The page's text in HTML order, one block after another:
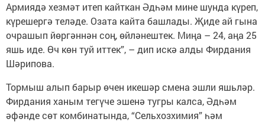
Армиядә хезмәт итеп кайткан Әдһәм мине шунда күреп,
күрешергә теләде. Озата кайта башлады. Җиде ай гына
очрашып йөргәннән соң, өйләнештек. Миңа – 24, аңа 25
яшь иде. Өч көн туй иттек”, – дип искә алды Фирдания
Шәрипова.
Тормыш алып барыр өчен икешәр смена эшли яшьләр.
Фирдания ханым тегүче эшенә тугры калса, Әдһәм
әфәнде сөт комбинатында, “Сельхозхимия” һәм